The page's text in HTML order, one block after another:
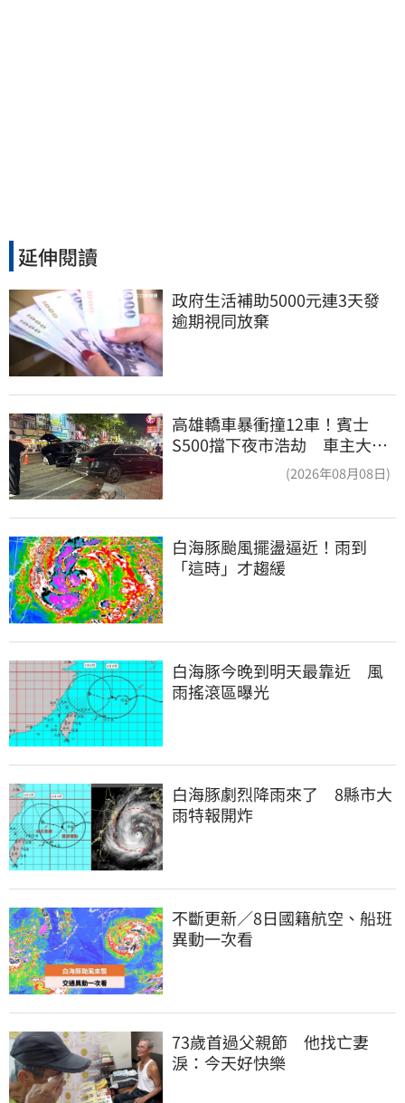
延伸閱讀
政府生活補助5000元連3天發
逾期視同放棄
高雄轎車暴衝撞12車！賓士
S500擋下夜市浩劫 車主大
(2026年08月08日)
白海豚颱風擺盪逼近！雨到
「這時」才趨緩
白海豚今晚到明天最靠近　風
雨搖滾區曝光
白海豚劇烈降雨來了　8縣市大
雨特報開炸
不斷更新／8日國籍航空、船班
異動一次看
73歲首過父親節　他找亡妻
淚：今天好快樂